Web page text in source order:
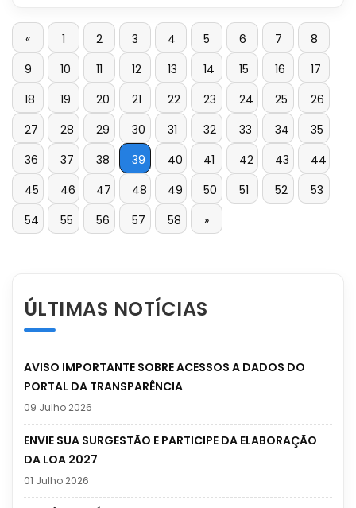
« 1 2 3 4 5 6 7
8
9
10 11 12 13 14 15 16
17
18
19 20 21 22 23 24 25
26
27
28 29 30 31 32 33 34
35
36
37 38 39 40 41 42 43
44
45
46 47 48 49 50 51 52
53
54
55 56 57 58 »
ÚLTIMAS NOTÍCIAS
AVISO IMPORTANTE SOBRE ACESSOS A DADOS DO
PORTAL DA TRANSPARÊNCIA
09 Julho 2026
ENVIE SUA SURGESTÃO E PARTICIPE DA ELABORAÇÃO
DA LOA 2027
01 Julho 2026